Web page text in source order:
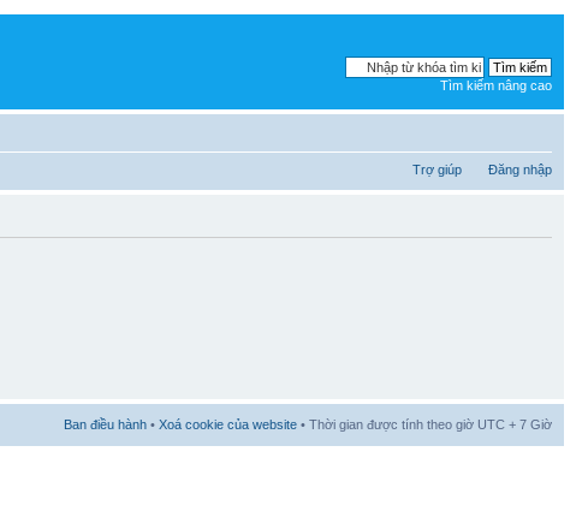
Tìm kiếm nâng cao
Trợ giúp Đăng nhập
Ban điều hành • Xoá cookie của website • Thời gian được tính theo giờ UTC + 7 Giờ